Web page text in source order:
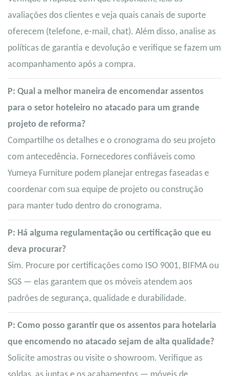
avaliações dos clientes e veja quais canais de suporte
oferecem (telefone, e-mail, chat). Além disso, analise as
políticas de garantia e devolução e verifique se fazem um
acompanhamento após a compra.
P: Qual a melhor maneira de encomendar assentos
para o setor hoteleiro no atacado para um grande
projeto de reforma?
Compartilhe os detalhes e o cronograma do seu projeto
com antecedência. Fornecedores confiáveis ​​como
Yumeya Furniture podem planejar entregas faseadas e
coordenar com sua equipe de projeto ou construção
para manter tudo dentro do cronograma.
P: Há alguma regulamentação ou certificação que eu
deva procurar?
Sim. Procure por certificações como ISO 9001, BIFMA ou
SGS — elas garantem que os móveis atendem aos
padrões de segurança, qualidade e durabilidade.
P: Como posso garantir que os assentos para hotelaria
que encomendo no atacado sejam de alta qualidade?
Solicite amostras ou visite o showroom. Verifique as